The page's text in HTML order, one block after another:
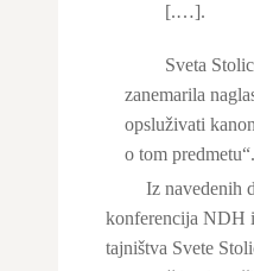
[.…].
Sveta
zanemarila
opsluživati
o tom predmetu“.
Iz navedenih
konferencija NDH
tajništva Svete